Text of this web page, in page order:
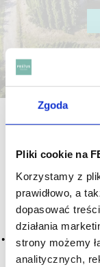
Zgoda
Pliki cookie na
Korzystamy z
prawidłowo, a
dopasować
działania
strony możemy
analitycznych,
strona główna /
dwutlenek